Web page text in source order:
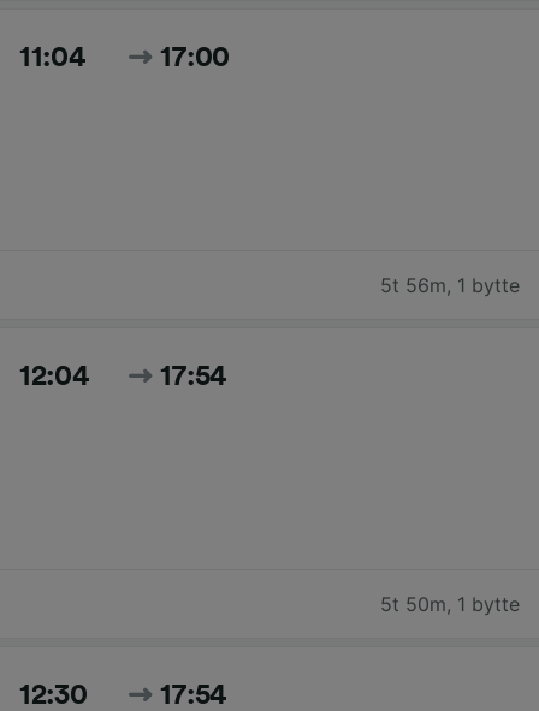
11:04 17:00
5t 56m, 1 bytte
12:04 17:54
5t 50m, 1 bytte
12:30 17:54